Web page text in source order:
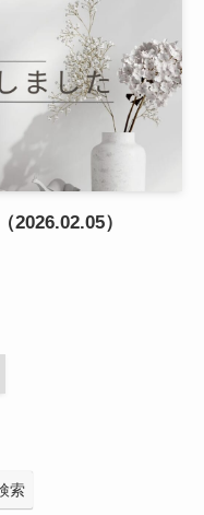
）
索